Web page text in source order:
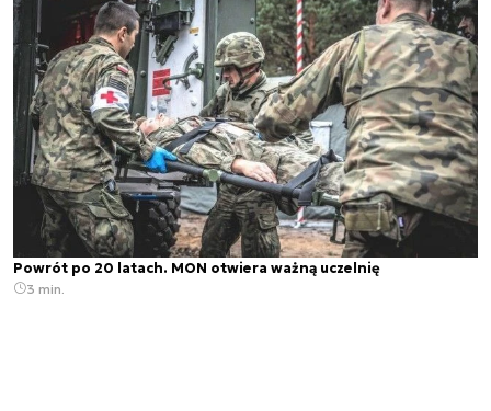
Powrót po 20 latach. MON otwiera ważną uczelnię
3 min.